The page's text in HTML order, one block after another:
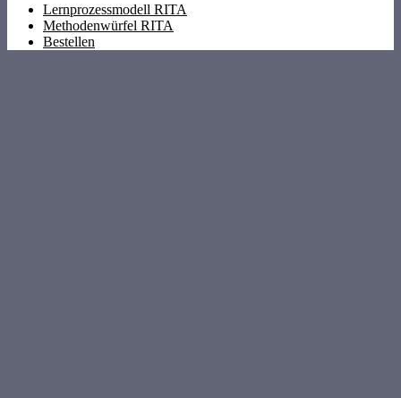
Lernprozessmodell RITA
Methodenwürfel RITA
Bestellen